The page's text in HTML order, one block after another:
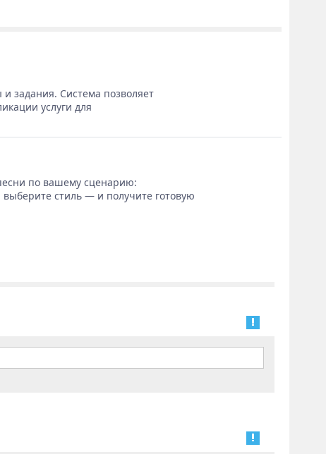
задания. Система позволяет
услуги для
по вашему сценарию:
стиль — и получите готовую